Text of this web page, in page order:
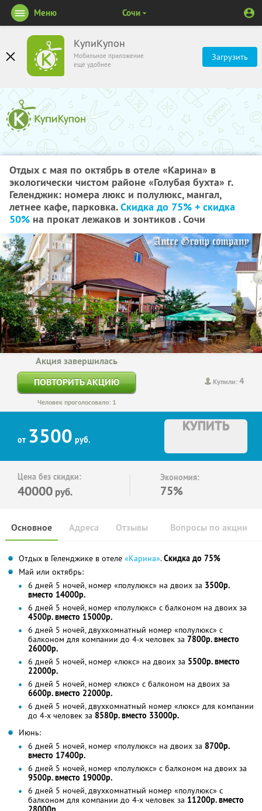
КупиКупон
Мобильное приложение
ещё удобнее
Загрузить
Меню Сочи
Отдых с мая по октябрь в отеле «Карина» в
экологически чистом районе «Голубая бухта» г.
Геленджик: номера люкс и полулюкс, мангал,
летнее кафе, парковка.Скидка до 75% + скидка
50% на прокат лежаков и зонтиков . Сочи
Купили:4
Акция завершилась
ПОВТОРИТЬ АКЦИЮ
Человек проголосовало: 1
от 3500 руб.
КУПИТЬ
Цена без скидки:
40000 руб.
Экономия:
75%
Основное Отзывы Вопросы по акции
Адреса
Отдых в Геленджике в отеле «Карина».Скидка до 75%
Май или октябрь:
6 дней 5 ночей, номер «полулюкс» на двоих за 3500р.
вместо 14000р.
6 дней 5 ночей, номер «полулюкс» с балконом на двоих за
4500р. вместо 15000р.
6 дней 5 ночей, двухкомнатный номер «полулюкс» с
балконом для компании до 4-х человек за 7800р. вместо
26000р.
6 дней 5 ночей, номер «люкс» на двоих за 5500р. вместо
22000р.
6 дней 5 ночей, номер «люкс» с балконом на двоих за
6600р. вместо 22000р.
6 дней 5 ночей, двухкомнатный номер «люкс» для компании
до 4-х человек за 8580р. вместо 33000р.
Июнь:
6 дней 5 ночей, номер «полулюкс» на двоих за 8700р.
вместо 17400р.
6 дней 5 ночей, номер «полулюкс» с балконом на двоих за
9500р. вместо 19000р.
6 дней 5 ночей, двухкомнатный номер «полулюкс» с
балконом для компании до 4-х человек за 11200р. вместо